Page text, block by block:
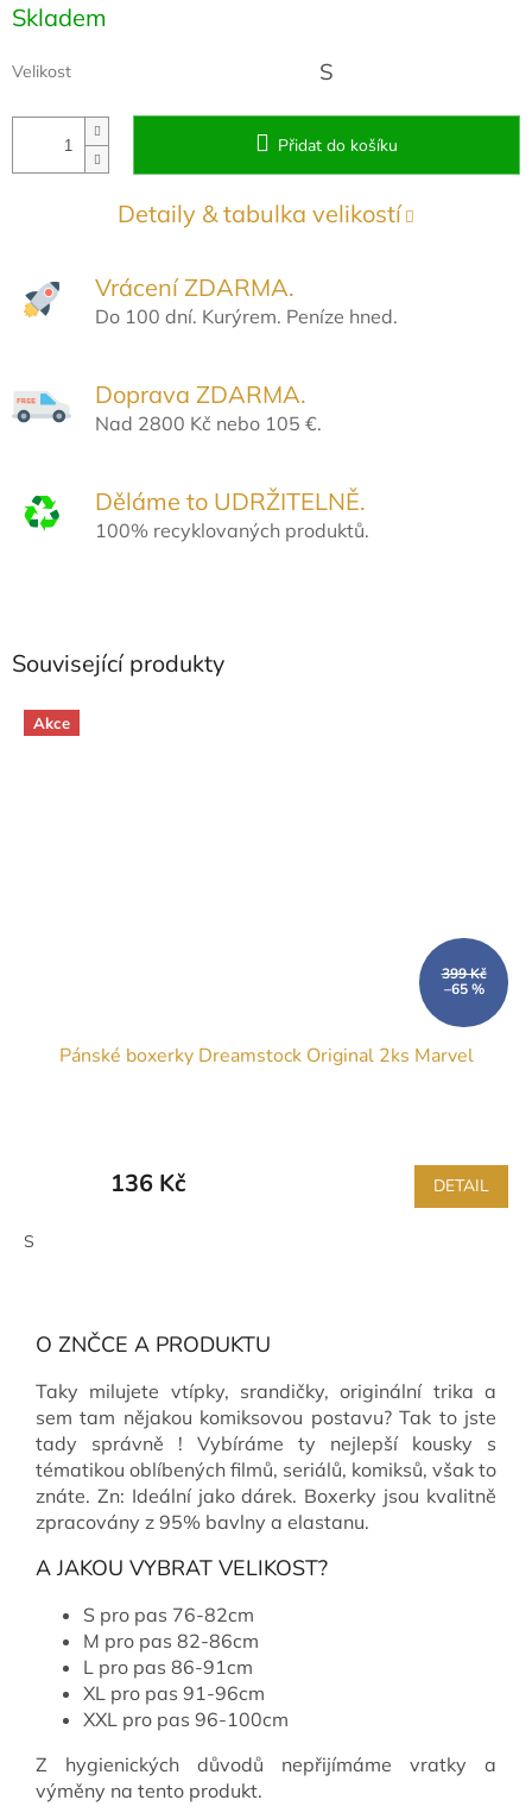
Měrná
cena:
Skladem
Velikost S
Přidat do košíku
Detaily & tabulka velikostí
Vrácení ZDARMA.
Do 100 dní. Kurýrem. Peníze hned.
Doprava ZDARMA.
Nad 2800 Kč nebo 105 €.
Děláme to UDRŽITELNĚ.
100% recyklovaných produktů.
Související produkty
Akce
399 Kč
–65 %
Pánské boxerky Dreamstock Original 2ks Marvel
136 Kč DETAIL
S
O ZNČCE A PRODUKTU
Taky milujete vtípky, srandičky, originální trika a
sem tam nějakou komiksovou postavu? Tak to jste
tady správně ! Vybíráme ty nejlepší kousky s
tématikou oblíbených filmů, seriálů, komiksů, však to
znáte. Zn: Ideální jako dárek. Boxerky jsou kvalitně
zpracovány z 95% bavlny a elastanu.
A JAKOU VYBRAT VELIKOST?
S pro pas 76-82cm
M pro pas 82-86cm
L pro pas 86-91cm
XL pro pas 91-96cm
XXL pro pas 96-100cm
Z hygienických důvodů nepřijímáme vratky a
výměny na tento produkt.